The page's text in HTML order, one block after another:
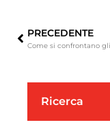
PRECEDENTE
Ricerca